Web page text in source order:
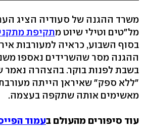
משרד ההגנה של סעודיה הציג
מל"טים וטילי שיוט מתקיפת
בסוף השבוע, כראיה למעורבות
ההגנה מסר שהשרידים נאספו
בשבת לפנות בוקר. בהצהרה נאמר
"ללא ספק" שאיראן הייתה
מאשימים אותה שתקפה בעצמה.
עוד סיפורים מהעולם בעמוד